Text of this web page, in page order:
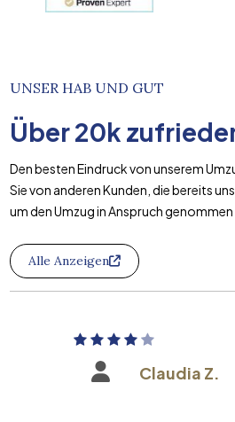
UNSER HAB UND GUT
Über20k
Den besten Eindruck von unserem
Sie von anderen Kunden, die bereits
um den Umzug in Anspruch genommen
Alle Anzeigen
Claudia Z.